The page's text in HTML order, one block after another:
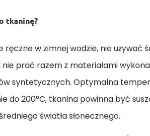
tkaninę?
ręczne w zimnej wodzie, nie używać
nie prać razem z materiałami
syntetycznych. Optymalna
do 200°C, tkanina powinna być
światła słonecznego.